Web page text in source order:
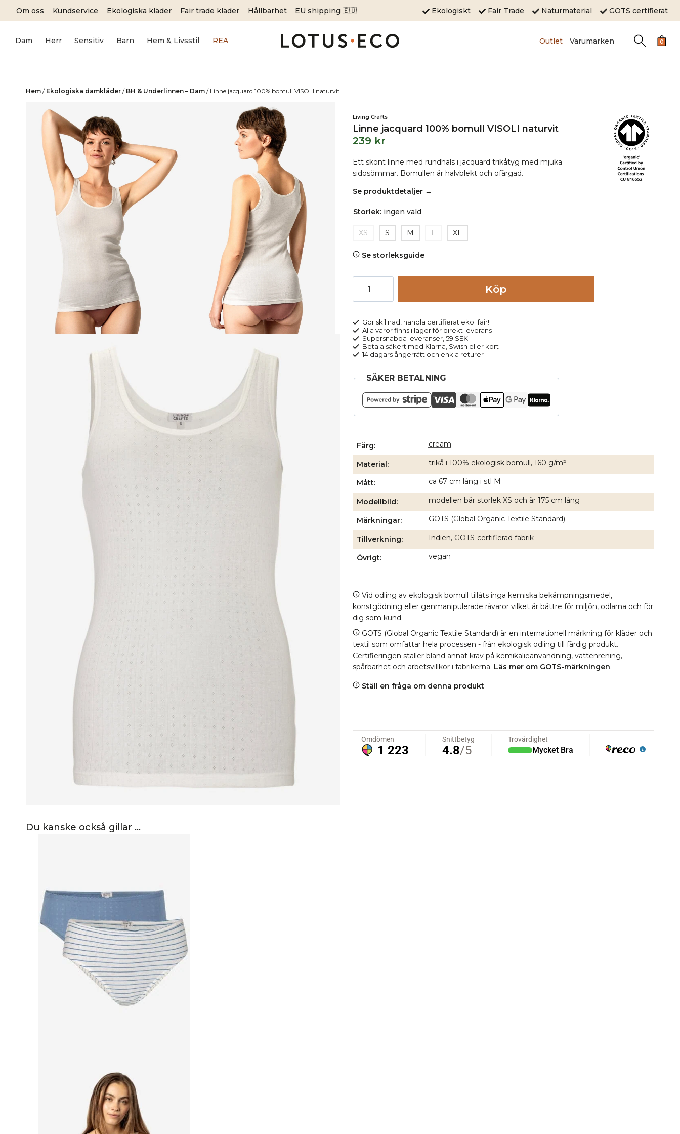
Om oss Kundservice Ekologiska kläder Fair trade kläder Hållbarhet EU shipping 🇪🇺 Ekologiskt Fair Trade Naturmaterial GOTS certifierat
Dam Herr Sensitiv Barn Hem & Livsstil REA Outlet Varumärken 0
Hem / Ekologiska damkläder / BH & Underlinnen – Dam / Linne jacquard 100% bomull VISOLI naturvit
Living Crafts
Linne jacquard 100% bomull VISOLI naturvit
239 kr
Ett skönt linne med rundhals i jacquard trikåtyg med mjuka
sidosömmar. Bomullen är halvblekt och ofärgad.
Se produktdetaljer →
Storlek: ingen vald
XS S M L XL
Se storleksguide
jacquard
bomull
VISOLI
naturvit
mängd
Köp
Gör skillnad, handla certifierat eko+fair!
Alla varor finns i lager för direkt leverans
Supersnabba leveranser, 59 SEK
Betala säkert med Klarna, Swish eller kort
14 dagars ångerrätt och enkla returer
SÄKER BETALNING
Färg cream
Material trikå i 100% ekologisk bomull, 160 g/m²
Mått ca 67 cm lång i stl M
Modellbild modellen bär storlek XS och är 175 cm lång
Märkningar GOTS (Global Organic Textile Standard)
Tillverkning Indien, GOTS-certifierad fabrik
Övrigt vegan
Vid odling av ekologisk bomull tillåts inga kemiska bekämpningsmedel,
konstgödning eller genmanipulerade råvaror vilket är bättre för miljön, odlarna och för
dig som kund.
GOTS (Global Organic Textile Standard) är en internationell märkning för kläder och
textil som omfattar hela processen - från ekologisk odling till färdig produkt.
Certifieringen ställer bland annat krav på kemikalieanvändning, vattenrening,
spårbarhet och arbetsvillkor i fabrikerna. Läs mer om GOTS-märkningen.
Ställ en fråga om denna produkt
Du kanske också gillar …